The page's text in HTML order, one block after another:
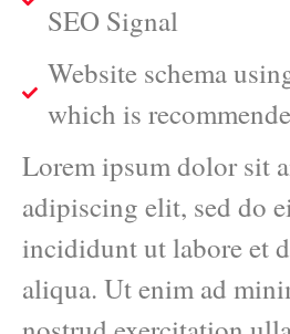
SEO Signal
Website schema
which is
Lorem ipsum dolor sit
adipiscing elit, sed do
incididunt ut labore et
aliqua. Ut enim ad